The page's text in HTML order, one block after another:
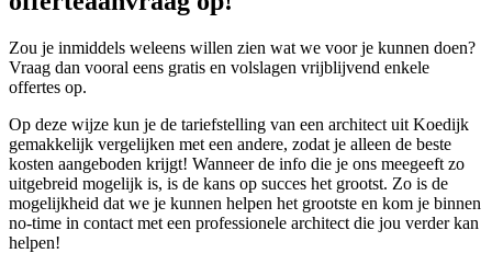
Zou je inmiddels weleens willen zien wat we voor je kunnen doen?
Vraag dan vooral eens gratis en volslagen vrijblijvend enkele
offertes op.
Op deze wijze kun je de tariefstelling van een architect uit Koedijk
gemakkelijk vergelijken met een andere, zodat je alleen de beste
kosten aangeboden krijgt! Wanneer de info die je ons meegeeft zo
uitgebreid mogelijk is, is de kans op succes het grootst. Zo is de
mogelijkheid dat we je kunnen helpen het grootste en kom je binnen
no-time in contact met een professionele architect die jou verder kan
helpen!